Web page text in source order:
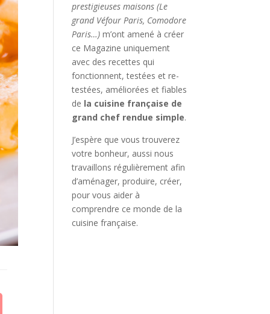
prestigieuses maisons (Le
grand Véfour Paris, Comodore
Paris…) m’ont amené à créer
ce Magazine uniquement
avec des recettes qui
fonctionnent, testées et re-
testées, améliorées et fiables
de la cuisine française de
grand chef rendue simple.
J’espère que vous trouverez
votre bonheur, aussi nous
travaillons régulièrement afin
d’aménager, produire, créer,
pour vous aider à
comprendre ce monde de la
cuisine française.